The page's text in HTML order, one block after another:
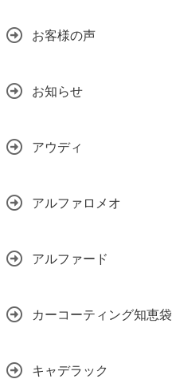
お客様の声
お知らせ
アウディ
アルファロメオ
アルファード
カーコーティング知恵袋
キャデラック